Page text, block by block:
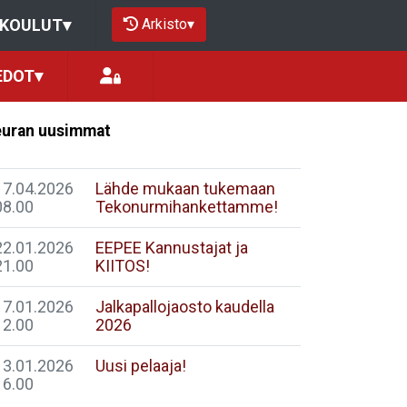
▾ Arkisto▾
▾
uusimmat
Lähde mukaan tukemaan
Tekonurmihankettamme!
EEPEE Kannustajat ja
KIITOS!
Jalkapallojaosto kaudella
2026
Uusi pelaaja!